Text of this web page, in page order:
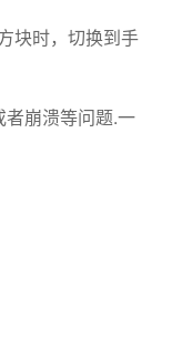
块时，切换到手
者崩溃等问题.一